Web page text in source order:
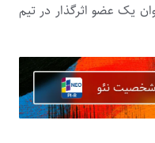
یک عضو اثرگذار در تیم